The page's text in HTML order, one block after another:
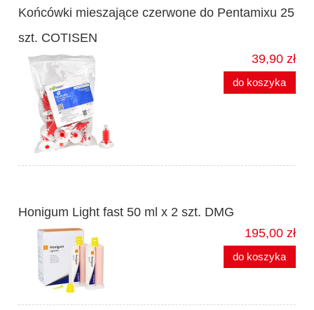
Końcówki mieszające czerwone do Pentamixu 25
szt. COTISEN
39,90 zł
do koszyka
Honigum Light fast 50 ml x 2 szt. DMG
195,00 zł
do koszyka